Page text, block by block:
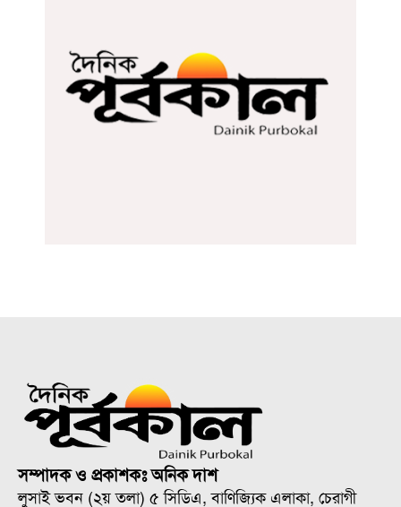
সম্পাদক ও প্রকাশকঃ অনিক দাশ
লুসাই ভবন (২য় তলা) ৫ সিডিএ, বাণিজ্যিক এলাকা, চেরাগী